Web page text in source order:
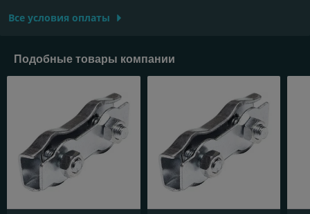
Все условия оплаты
Подобные товары компании